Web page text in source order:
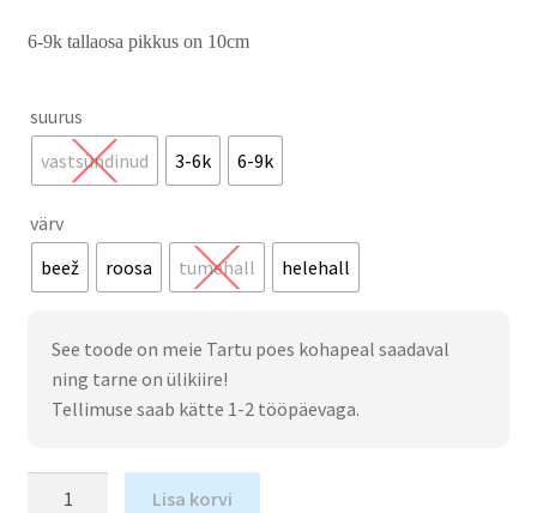
6-9k tallaosa pikkus on 10cm
suurus
vastsündinud
3-6k 6-9k
värv
beež
roosa tumehall helehall
See toode on meie Tartu poes kohapeal saadaval
ning tarne on ülikiire!
Tellimuse saab kätte 1-2 tööpäevaga.
Lisa korvi